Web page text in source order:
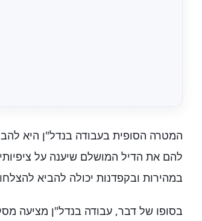
המטרה הסופית בעבודה בנדל"ן היא
להם את הדיל המושלם שיענה על
במהירות ובקפדנות יכולה להביא
בסופו של דבר, עבודה בנדל"ן מציעה